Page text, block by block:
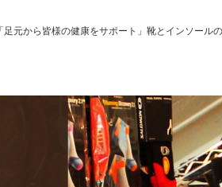
元から皆様の健康をサポート」靴とインソール